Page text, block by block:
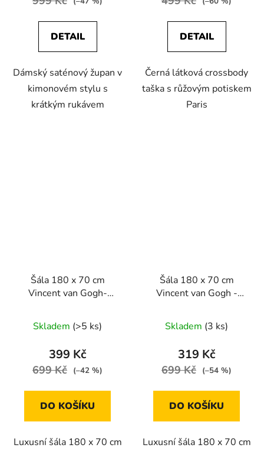
DETAIL
Dámský saténový župan v
kimonovém stylu s
krátkým rukávem
DETAIL
Černá látková crossbody
taška s růžovým potiskem
Paris
Šála 180 x 70 cm
Vincent van Gogh-
Skladem (>5 ks)
399 Kč
699 Kč (–42 %)
DO KOŠÍKU
Luxusní šála 180 x 70 cm
Šála 180 x 70 cm
Vincent van Gogh -
hvězdou
Skladem (3 ks)
319 Kč
699 Kč (–54 %)
DO KOŠÍKU
Luxusní šála 180 x 70 cm